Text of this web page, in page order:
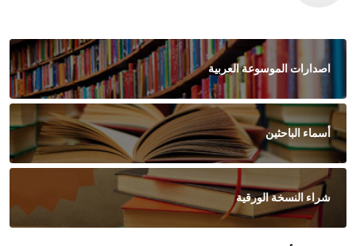
اصدارات الموسوعة العربية
أسماء الباحثين
شراء النسخة الورقية